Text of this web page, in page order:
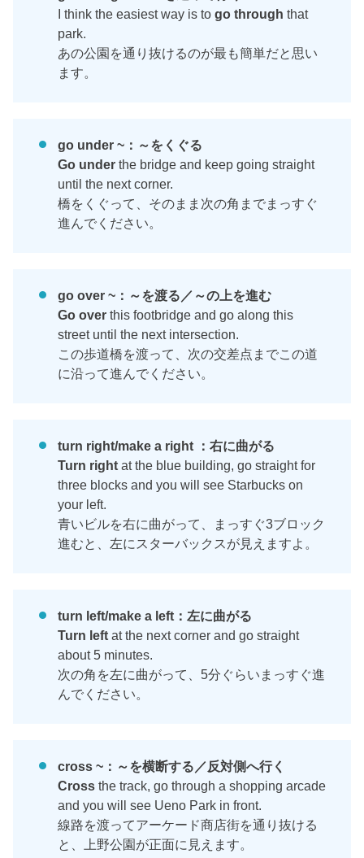
I think the easiest way is togo through that
park.
あの公園を通り抜けるのが最も簡単だと思い
ます。
go under ~：～をくぐる
Go under the bridge and keep going straight
until the next corner.
橋をくぐって、そのまま次の角までまっすぐ
進んでください。
go over ~：～を渡る／～の上を進む
Go over this footbridge and go along this
street until the next intersection.
この歩道橋を渡って、次の交差点までこの道
に沿って進んでください。
turn right/make a right ：右に曲がる
Turn right at the blue building, go straight for
three blocks and you will see Starbucks on
your left.
青いビルを右に曲がって、まっすぐ3ブロック
進むと、左にスターバックスが見えますよ。
turn left/make a left：左に曲がる
Turn left at the next corner and go straight
about 5 minutes.
次の角を左に曲がって、5分ぐらいまっすぐ進
んでください。
cross ~：～を横断する／反対側へ行く
Cross the track, go through a shopping arcade
and you will see Ueno Park in front.
線路を渡ってアーケード商店街を通り抜ける
と、上野公園が正面に見えます。